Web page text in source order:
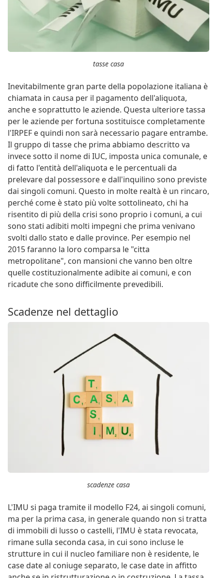
tasse casa
Inevitabilmente gran parte della popolazione italiana è
chiamata in causa per il pagamento dell'aliquota,
anche e soprattutto le aziende. Questa ulteriore tassa
per le aziende per fortuna sostituisce completamente
l'IRPEF e quindi non sarà necessario pagare entrambe.
Il gruppo di tasse che prima abbiamo descritto va
invece sotto il nome di IUC, imposta unica comunale, e
di fatto l'entità dell'aliquota e le percentuali da
prelevare dal possessore e dall'inquilino sono previste
dai singoli comuni. Questo in molte realtà è un rincaro,
perché come è stato più volte sottolineato, chi ha
risentito di più della crisi sono proprio i comuni, a cui
sono stati adibiti molti impegni che prima venivano
svolti dallo stato e dalle province. Per esempio nel
2015 faranno la loro comparsa le "citta
metropolitane", con mansioni che vanno ben oltre
quelle costituzionalmente adibite ai comuni, e con
ricadute che sono difficilmente prevedibili.
Scadenze nel dettaglio
scadenze casa
L'IMU si paga tramite il modello F24, ai singoli comuni,
ma per la prima casa, in generale quando non si tratta
di immobili di lusso o castelli, l'IMU è stata revocata,
rimane sulla seconda casa, in cui sono incluse le
strutture in cui il nucleo familiare non è residente, le
case date al coniuge separato, le case date in affitto